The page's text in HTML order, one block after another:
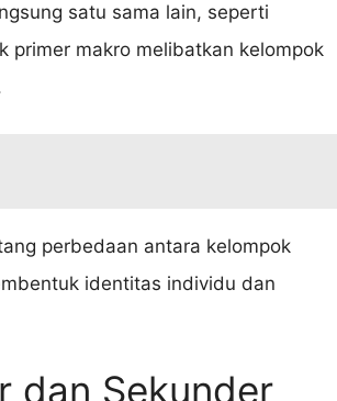
satu sama lain, seperti
primer makro melibatkan kelompok
perbedaan antara kelompok
identitas individu dan
dan Sekunder